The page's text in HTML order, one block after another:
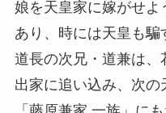
娘を天皇家に嫁がせ
あり、時には天皇も
道長の次兄・道兼は、
出家に追い込み、次